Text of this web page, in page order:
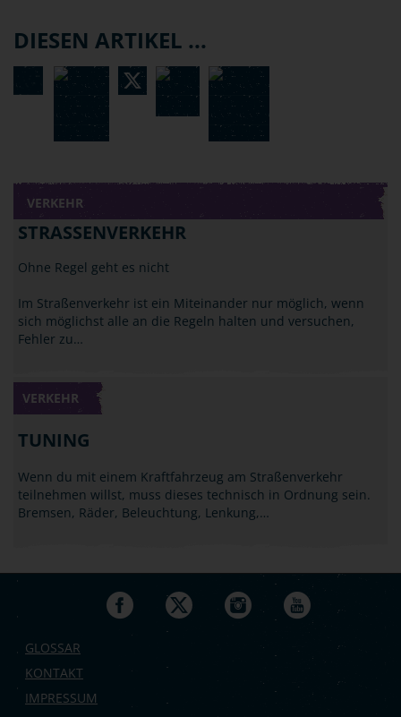
DIESEN ARTIKEL ...
VERKEHR
STRASSENVERKEHR
Ohne Regel geht es nicht
Im Straßenverkehr ist ein Miteinander nur möglich, wenn
sich möglichst alle an die Regeln halten und versuchen,
Fehler zu…
VERKEHR
TUNING
Wenn du mit einem Kraftfahrzeug am Straßenverkehr
teilnehmen willst, muss dieses technisch in Ordnung sein.
Bremsen, Räder, Beleuchtung, Lenkung,…
GLOSSAR
KONTAKT
IMPRESSUM